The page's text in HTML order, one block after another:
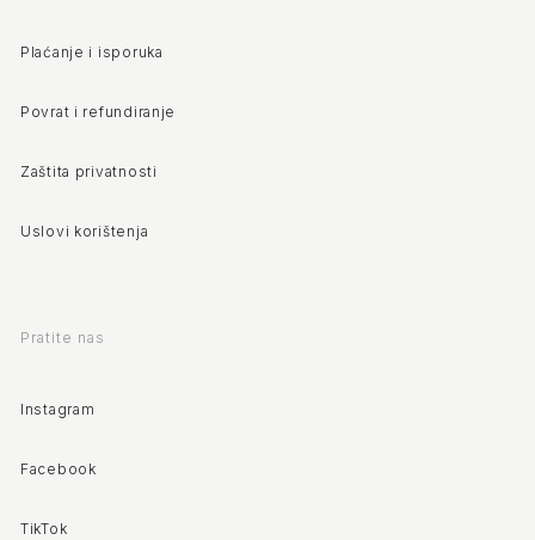
Plaćanje i isporuka
Povrat i refundiranje
Zaštita privatnosti
Uslovi korištenja
Pratite nas
Instagram
Facebook
TikTok